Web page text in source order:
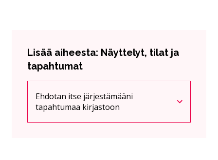
Lisää aiheesta: Näyttelyt, tilat ja
tapahtumat
Nykyinen sivu
Ehdotan itse järjestämääni
tapahtumaa kirjastoon
Klikkaa käyttääksesi valikkoa